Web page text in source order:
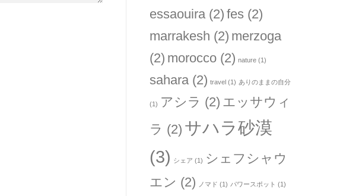
essaouira(2) fes (2)
marrakesh (2) merzoga
(2) morocco (2) nature (1)
sahara(2) travel (1) ありのままの自分
(1) アシラ (2) エッサウィ
ラ (2) サハラ砂漠
(3) シェア (1) シェフシャウ
エン (2) ノマド (1) パワースポット (1)